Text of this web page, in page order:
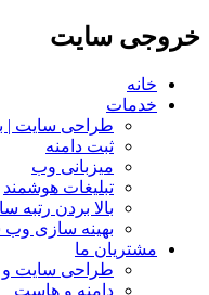
خروجی سایت
خانه
خدمات
طراحی سایت |
ثبت دامنه
میزبانی وب
تبلیغات هوشمند
بالا بردن رتبه
بهینه سازی
مشتریان ما
طراحی سایت و
دامنه و هاست